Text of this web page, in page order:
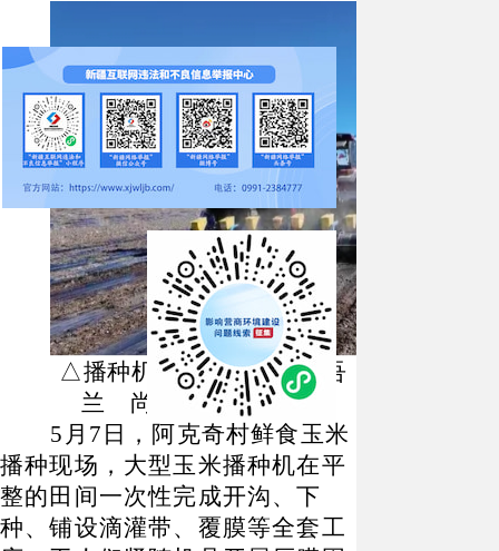
△播种机在农田里播种 吾
兰 尚时春雨 摄
5月7日，阿克奇村鲜食玉米
播种现场，大型玉米播种机在平
整的田间一次性完成开沟、下
种、铺设滴灌带、覆膜等全套工